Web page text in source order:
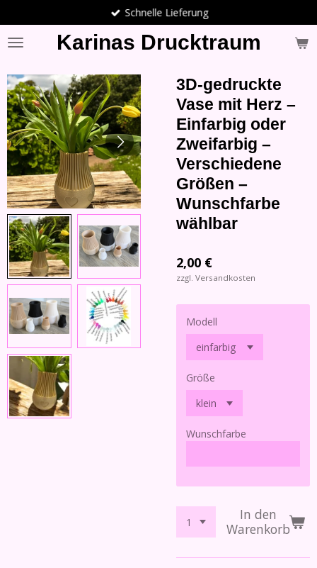
Hauptinhalt
springen
Karinas Drucktraum
Schnelle Lieferung
3D-gedruckte
Vase mit Herz –
Einfarbig oder
Zweifarbig –
Verschiedene
Größen –
Wunschfarbe
wählbar
2,00 €
zzgl. Versandkosten
Modell
Größe
Wunschfarbe
In den
Warenkorb